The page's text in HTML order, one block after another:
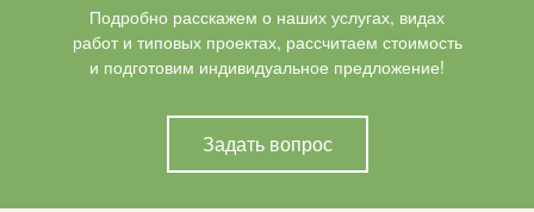
Подробно расскажем о наших услугах, видах
работ и типовых проектах, рассчитаем стоимость
и подготовим индивидуальное предложение!
Задать вопрос